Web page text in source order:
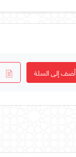
أضف إلى السلة